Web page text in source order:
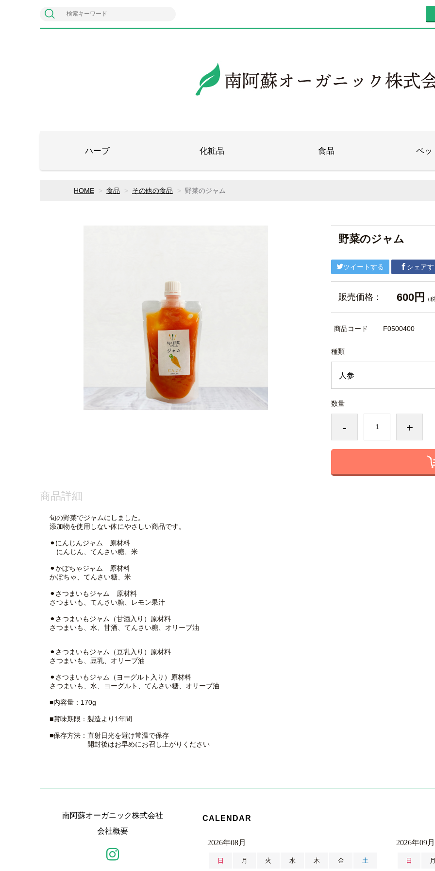
ハーブ 化粧品 食品 ペッ
HOME 食品 その他の食品 野菜のジャム
野菜のジャム
ツイートする シェアす
販売価格： 600円 （
商品コード F0500400
種類
数量
- +
商品詳細
旬の野菜でジャムにしました。
添加物を使用しない体にやさしい商品です。
⚫︎にんじんジャム 原材料
にんじん、てんさい糖、米
⚫︎かぼちゃジャム 原材料
かぼちゃ、てんさい糖、米
⚫︎さつまいもジャム 原材料
さつまいも、てんさい糖、レモン果汁
⚫︎さつまいもジャム（甘酒入り）原材料
さつまいも、水、甘酒、てんさい糖、オリーブ油
⚫︎さつまいもジャム（豆乳入り）原材料
さつまいも、豆乳、オリーブ油
⚫︎さつまいもジャム（ヨーグルト入り）原材料
さつまいも、水、ヨーグルト、てんさい糖、オリーブ油
■内容量：170g
■賞味期限：製造より1年間
■保存方法：直射日光を避け常温で保存
開封後はお早めにお召し上がりください
南阿蘇オーガニック株式会社
会社概要
CALENDAR
2026年08月
日 月 火 水 木 金 土
2026年09月
日 月